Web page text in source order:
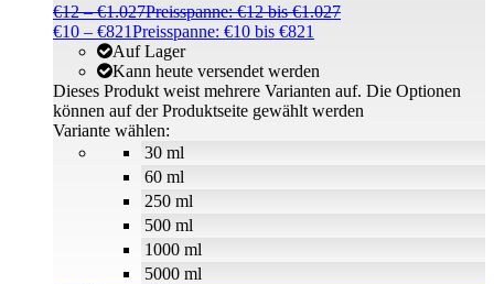
€12 –€1.027Preisspanne: €12 bis €1.027
€10 – €821Preisspanne: €10 bis €821
30 ml
60 ml
250 ml
500 ml
1000 ml
5000 ml
Auf Lager
Kann heute versendet werden
Variante wählen:
Dieses Produkt weist mehrere Varianten auf. Die Optionen
können auf der Produktseite gewählt werden